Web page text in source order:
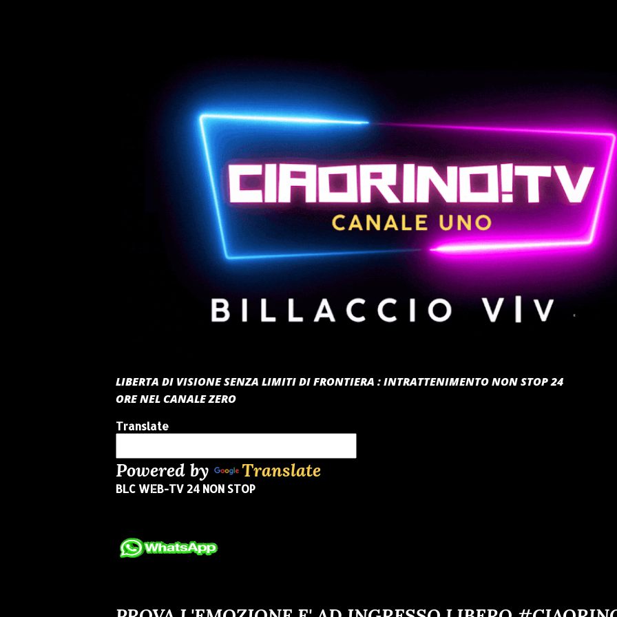
LIBERTA DI VISIONE SENZA LIMITI DI FRONTIERA : INTRATTENIMENTO NON STOP 24
ORE NEL CANALE ZERO
Translate
Powered by Translate
BLC WEB-TV 24 NON STOP